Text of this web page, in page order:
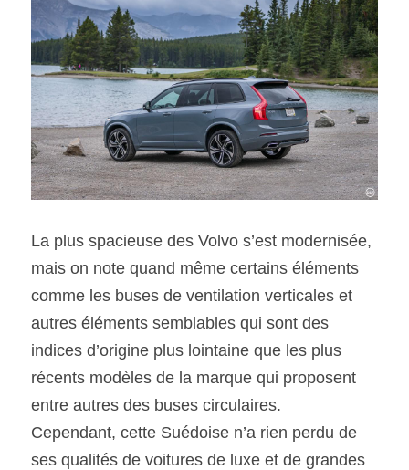
La plus spacieuse des Volvo s’est modernisée,
mais on note quand même certains éléments
comme les buses de ventilation verticales et
autres éléments semblables qui sont des
indices d’origine plus lointaine que les plus
récents modèles de la marque qui proposent
entre autres des buses circulaires.
Cependant, cette Suédoise n’a rien perdu de
ses qualités de voitures de luxe et de grandes